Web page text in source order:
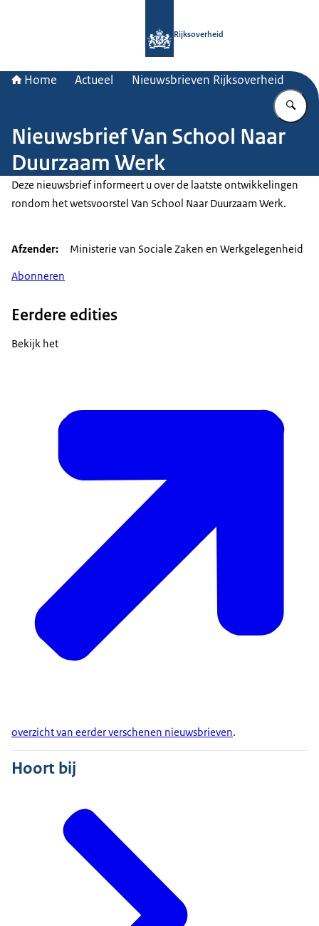
Rijksoverheid
Home Actueel Nieuwsbrieven Rijksoverheid
Nieuwsbrief Van School Naar
Duurzaam Werk
Deze nieuwsbrief informeert u over de laatste ontwikkelingen
rondom het wetsvoorstel Van School Naar Duurzaam Werk.
Afzender
Ministerie van Sociale Zaken en Werkgelegenheid
Abonneren
Eerdere edities
Bekijk het
overzicht van eerder verschenen nieuwsbrieven.
Hoort bij